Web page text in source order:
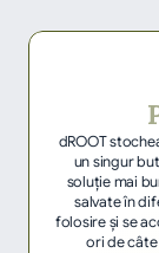
dROOT
un singur
soluţie mai
salvate în
folosire şi se
ori de